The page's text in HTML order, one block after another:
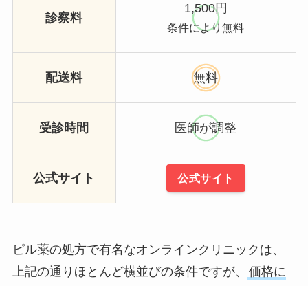
診察料
1,500円
条件により無料
配送料 無料
受診時間 医師が調整
公式サイト 公式サイト
ピル薬の処方で有名なオンラインクリニックは、
上記の通りほとんど横並びの条件ですが、
価格に